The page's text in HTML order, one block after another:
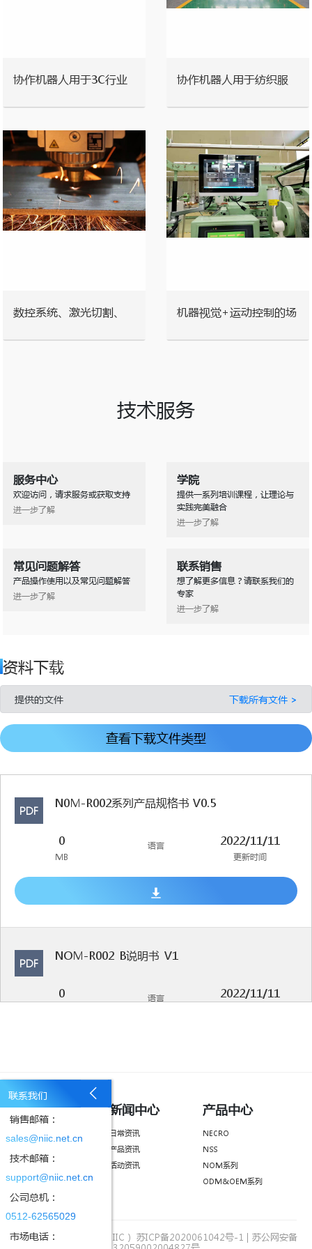
协作机器人用于3C行业
协作机器人用于纺织服
数控系统、激光切割、
机器视觉+运动控制的场
技术服务
服务中心
欢迎访问，请求服务或获取支持
进一步了解
学院
提供一系列培训课程，让理论与
实践完美融合
进一步了解
常见问题解答
产品操作使用以及常见问题解答
进一步了解
联系销售
想了解更多信息？请联系我们的
专家
进一步了解
资料下载
提供的文件 下载所有文件 >
查看下载文件类型
PDF
N0M-R002系列产品规格书 V0.5
0
MB
语言 2022/11/11
更新时间
PDF
NOM-R002_B说明书_V1
0 语言 2022/11/11
PDF
NOM-R002M_使用说明书_V1.0
0
更新时间
了解我们
公司简介
企业文化
招贤纳士
联系我们
新闻中心
日常资讯
产品资讯
活动资讯
产品中心
NECRO
NSS
NOM系列
ODM&OEM系列
版权所有：国讯芯微（NIIC） 苏ICP备2020061042号-1 | 苏公网安备
联系我们
销售邮箱：
sales@niic.net.cn
技术邮箱：
support@niic.net.cn
公司总机：
0512-62565029
市场电话：